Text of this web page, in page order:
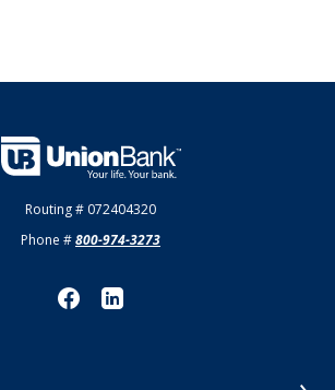
Union Bank
Routing # 072404320
Phone #800-974-3273